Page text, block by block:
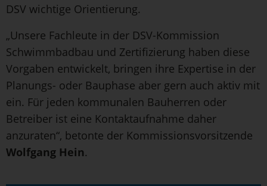
DSV wichtige Orientierung.
„Unsere Fachleute in der DSV-Kommission
Schwimmbadbau und Zertifizierung haben diese
Vorgaben entwickelt, bringen ihre Expertise in der
Planungs- oder Bauphase aber gern auch aktiv mit
ein. Für jeden kommunalen Bauherren oder
Betreiber ist eine Kontaktaufnahme daher
anzuraten“, betonte der Kommissionsvorsitzende
Wolfgang Hein.